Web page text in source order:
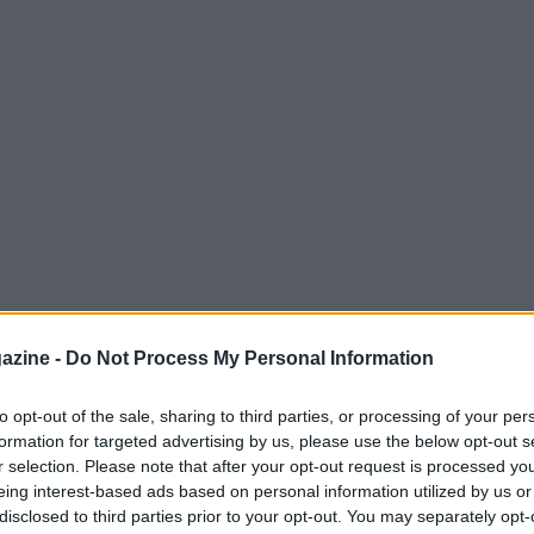
- Do Not Process My Personal Information
opt-out of the sale, sharing to third parties, or processing of your
for targeted advertising by us, please use the below opt-out
selection. Please note that after your opt-out request is processed
interest-based ads based on personal information utilized by us
to third parties prior to your opt-out. You may separately
chi ambisce a diventare
digitale. Il
: gli iscritti ricevono il materiale
tempi, pur mantenendo la possibilità di
della ricezione dei documenti prende
in tre settimane, durante le quali è